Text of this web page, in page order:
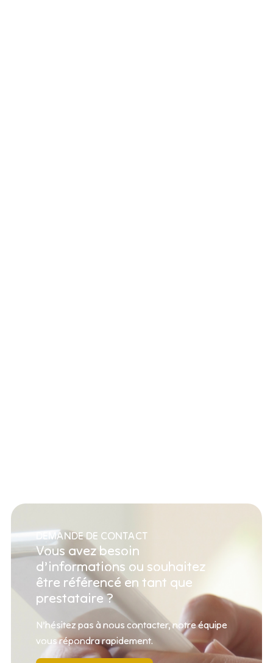
DEMANDE DE CONTACT
Vous avez besoin
d’informations ou souhaitez
être référencé en tant que
prestataire ?
N’hésitez pas à nous contacter, notre équipe
vous répondra rapidement.